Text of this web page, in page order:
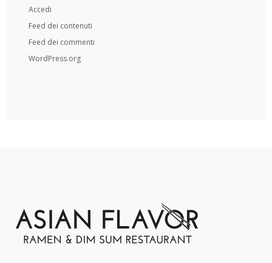
Accedi
Feed dei contenuti
Feed dei commenti
WordPress.org